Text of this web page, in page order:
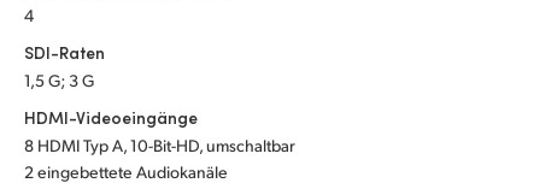
South Africa
4
SDI-Raten
1,5 G; 3 G
HDMI-Videoeingänge
8 HDMI Typ A, 10-Bit-HD, umschaltbar
2 eingebettete Audiokanäle